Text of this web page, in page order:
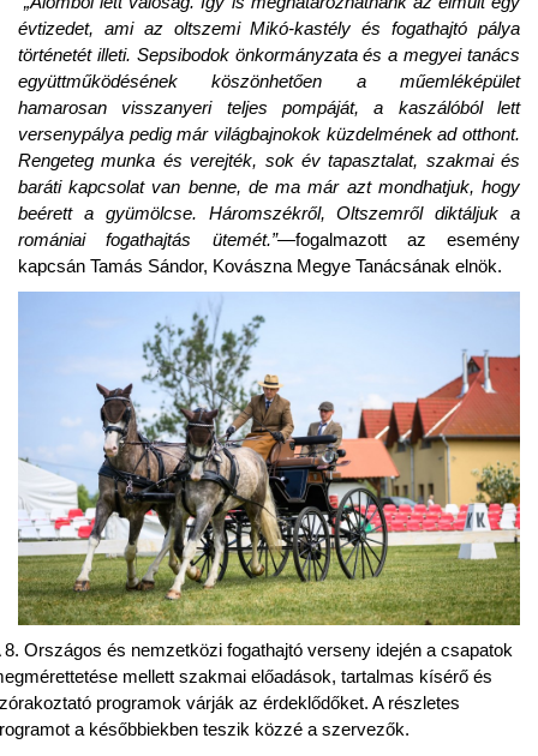
évtizedet, ami az oltszemi Mikó-kastély és fogathajtó pálya
történetét illeti. Sepsibodok önkormányzata és a megyei tanács
együttműködésének köszönhetően a műemléképület
hamarosan visszanyeri teljes pompáját, a kaszálóból lett
versenypálya pedig már világbajnokok küzdelmének ad otthont.
Rengeteg munka és verejték, sok év tapasztalat, szakmai és
baráti kapcsolat van benne, de ma már azt mondhatjuk, hogy
beérett a gyümölcse. Háromszékről, Oltszemről diktáljuk a
romániai fogathajtás ütemét.”—fogalmazott az esemény
kapcsán Tamás Sándor, Kovászna Megye Tanácsának elnök.
8. Országos és nemzetközi fogathajtó verseny idején a csapatok
mellett szakmai előadások, tartalmas kísérő és
programok várják az érdeklődőket. A részletes
a későbbiekben teszik közzé a szervezők.